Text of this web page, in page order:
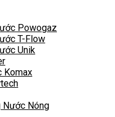
Powogaz
T-Flow
Unik
Komax
Nóng